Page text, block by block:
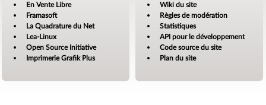
En Vente Libre
Framasoft
La Quadrature du Net
Lea-Linux
Open Source Initiative
Imprimerie Grafik Plus
Wiki du site
Règles de modération
Statistiques
API pour le développement
Code source du site
Plan du site